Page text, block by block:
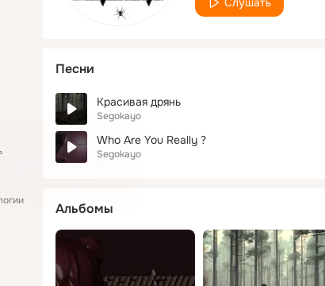
Песни
Красивая дрянь
Segokayo
Who Are You Really ?
Segokayo
Альбомы